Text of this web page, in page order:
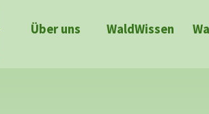
Über uns WaldWissen